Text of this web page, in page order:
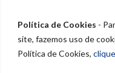
Política de Cookies -
site, fazemos uso de
Política de Cookies,